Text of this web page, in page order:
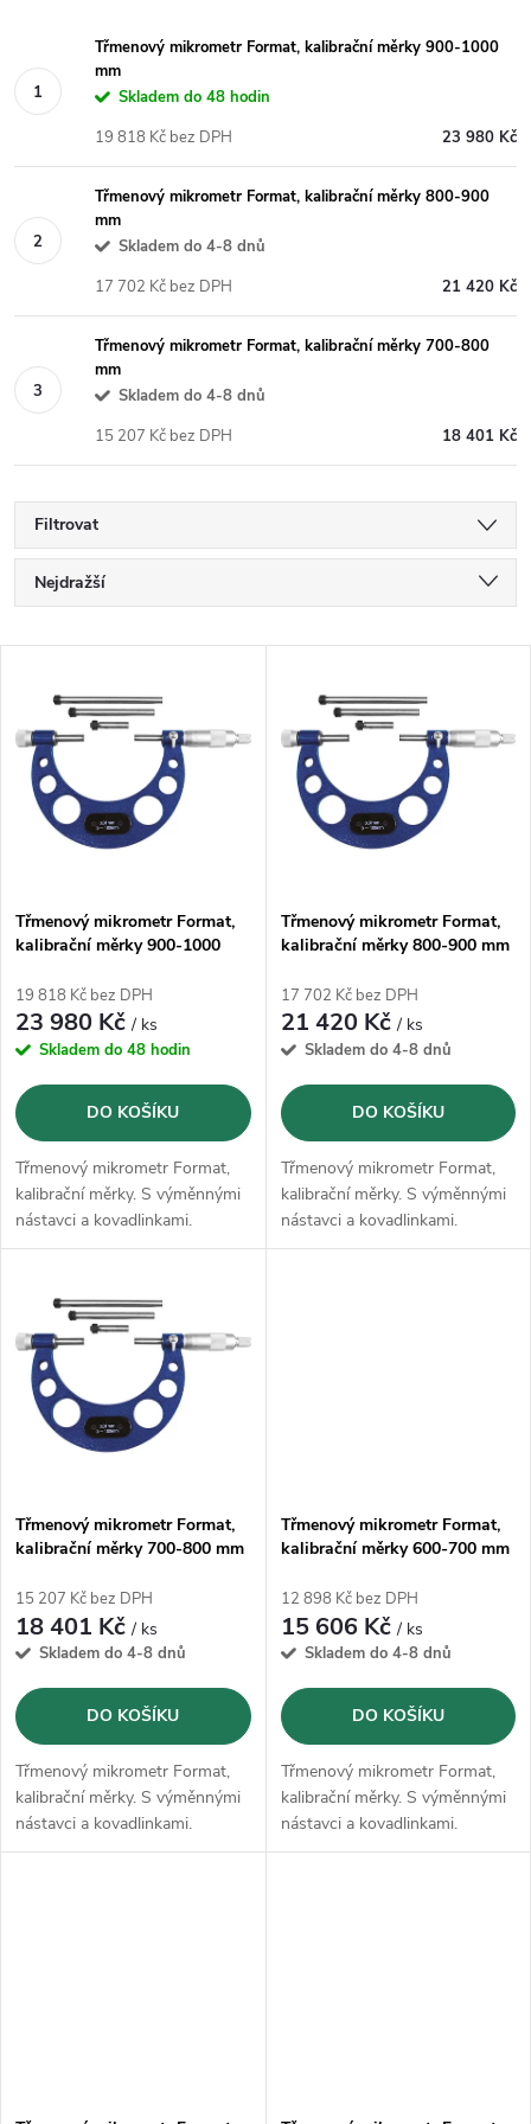
Třmenový mikrometr Format, kalibrační měrky 900-1000
mm
Skladem do 48 hodin
23 980 Kč
19 818 Kč bez DPH
Třmenový mikrometr Format, kalibrační měrky 800-900
mm
Skladem do 4-8 dnů
21 420 Kč
17 702 Kč bez DPH
Třmenový mikrometr Format, kalibrační měrky 700-800
mm
Skladem do 4-8 dnů
18 401 Kč
15 207 Kč bez DPH
Filtrovat
Ř
a
e
n
p
r
o
d
u
k
ů
Nejdražší
Abecedně
ý
p
s
p
r
o
d
u
k
t
ů
Třmenový mikrometr Format,
kalibrační měrky 900-1000
19 818 Kč bez DPH
23 980 Kč/ ks
Skladem do 48 hodin
DO KOŠÍKU
Třmenový mikrometr Format,
kalibrační měrky. S výměnnými
nástavci a kovadlinkami.
Třmenový mikrometr Format,
kalibrační měrky 800-900 mm
17 702 Kč bez DPH
21 420 Kč/ ks
Skladem do 4-8 dnů
DO KOŠÍKU
Třmenový mikrometr Format,
kalibrační měrky. S výměnnými
nástavci a kovadlinkami.
Třmenový mikrometr Format,
kalibrační měrky 700-800 mm
15 207 Kč bez DPH
18 401 Kč/ ks
Skladem do 4-8 dnů
DO KOŠÍKU
Třmenový mikrometr Format,
kalibrační měrky. S výměnnými
nástavci a kovadlinkami.
Třmenový mikrometr Format,
kalibrační měrky 600-700 mm
12 898 Kč bez DPH
15 606 Kč/ ks
Skladem do 4-8 dnů
DO KOŠÍKU
Třmenový mikrometr Format,
kalibrační měrky. S výměnnými
nástavci a kovadlinkami.